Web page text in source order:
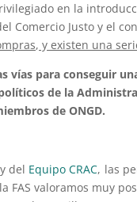
en la
Comercio Justo y el
y existen una
vías para conseguir
de la
de ONGD.
y del Equipo CRAC, las
FAS valoramos muy